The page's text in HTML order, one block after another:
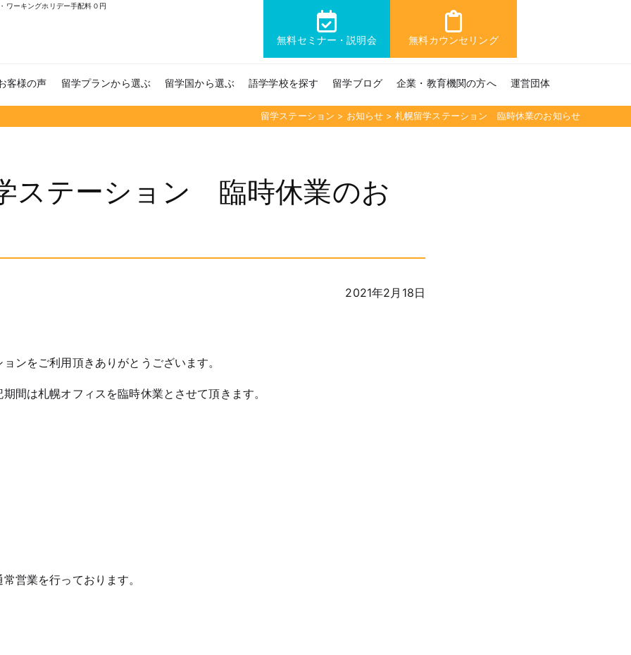
ワーキングホリデー手配料０円
無料セミナー・説明会 無料カウンセリング
客様の声 留学プランから選ぶ 留学国から選ぶ 語学学校を探す 留学ブログ 企業・教育機関の方へ 運営団体
留学ステーション > お知らせ > 札幌留学ステーション 臨時休業のお知らせ
ステーション 臨時休業のお
2021年2月18日
ンをご利用頂きありがとうございます。
間は札幌オフィスを臨時休業とさせて頂きます。
営業を行っております。